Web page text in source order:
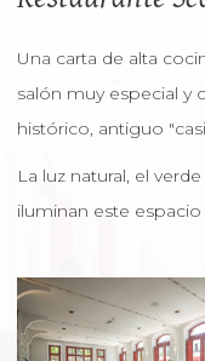
Una carta de alta
salón muy especial y
histórico, antiguo
La luz natural, el
iluminan este